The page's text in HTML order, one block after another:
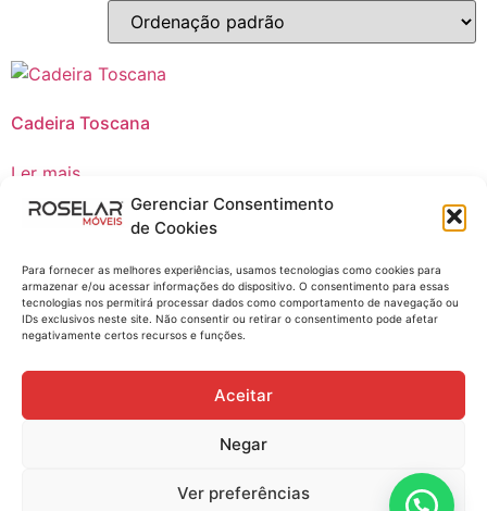
Gerenciar Consentimento
de Cookies
Para fornecer as melhores experiências, usamos tecnologias como cookies para
armazenar e/ou acessar informações do dispositivo. O consentimento para essas
tecnologias nos permitirá processar dados como comportamento de navegação ou
IDs exclusivos neste site. Não consentir ou retirar o consentimento pode afetar
negativamente certos recursos e funções.
Aceitar
Negar
Ver preferências
Cadeira Toscana
Ler mais
Compre no WhatsApp
Explore nossa seleção de móveis elegantes para todos
os espaços da sua casa e transforme sua residência em